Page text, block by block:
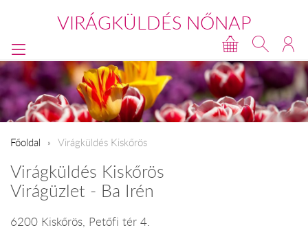
VIRÁGKÜLDÉS NŐNAP
Főoldal Virágküldés Kiskőrös
Virágküldés Kiskőrös
Virágüzlet - Ba Irén
6200 Kiskőrös, Petőfi tér 4.